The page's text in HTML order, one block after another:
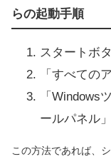
らの起動手順
スタートボ
「すべての
「Windows
ールパネル
この方法であれば、